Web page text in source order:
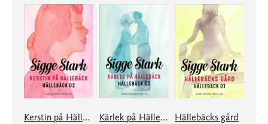
Kerstin på Hällebäck Kärlek på Hällebäck Hällebäcks gård